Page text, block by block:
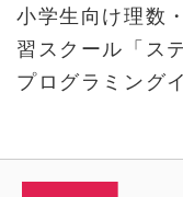
小学生向け理数
習スクール「ス
プログラミング